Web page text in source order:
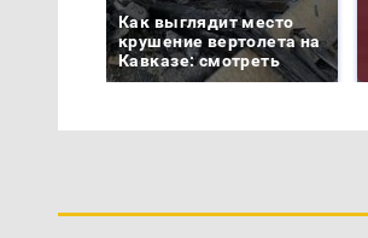
Как выглядит место
крушение вертолета на
Кавказе: смотреть